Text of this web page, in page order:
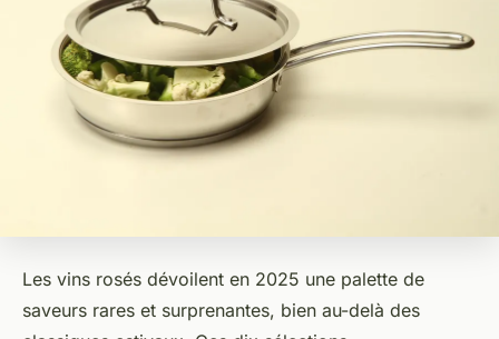
Les vins rosés dévoilent en 2025 une palette de
saveurs rares et surprenantes, bien au-delà des